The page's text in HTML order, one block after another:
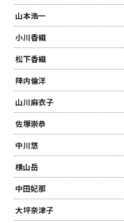
山本浩一
小川香織
松下香織
陣内倫洋
山川麻衣子
佐塚崇恭
中川悠
横山岳
中田妃那
大坪奈津子